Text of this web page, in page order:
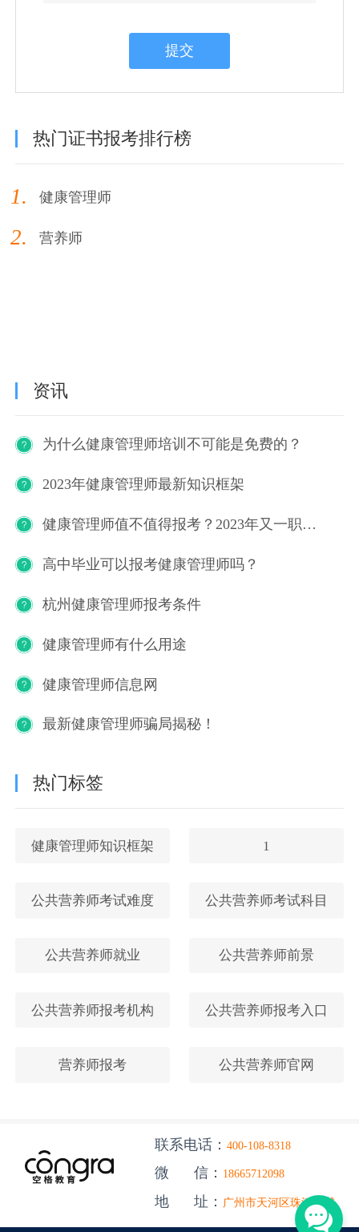
提交
热门证书报考排行榜
1. 健康管理师
2. 营养师
资讯
为什么健康管理师培训不可能是免费的？
2023年健康管理师最新知识框架
健康管理师值不值得报考？2023年又一职业技能等级证书重磅人才政策发布！
高中毕业可以报考健康管理师吗？
杭州健康管理师报考条件
健康管理师有什么用途
健康管理师信息网
最新健康管理师骗局揭秘！
热门标签
健康管理师知识框架 1
公共营养师考试难度 公共营养师考试科目
公共营养师就业 公共营养师前景
公共营养师报考机构 公共营养师报考入口
营养师报考 公共营养师官网
联系电话： 400-108-8318
微 信： 18665712098
地 址： 广州市天河区珠江新城